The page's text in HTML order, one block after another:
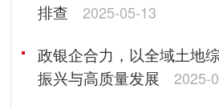
排查
2025-05-13
政银企合力，以全域土地
振兴与高质量发展
2025-